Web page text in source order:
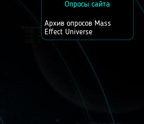
Опросы сайта
Архив опросов Mass
Effect Universe